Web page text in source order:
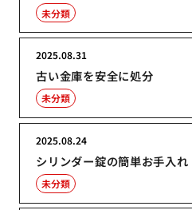
未分類
古い金庫を安全に処分
2025.08.31
未分類
シリンダー錠の簡単お手入れ
2025.08.24
未分類